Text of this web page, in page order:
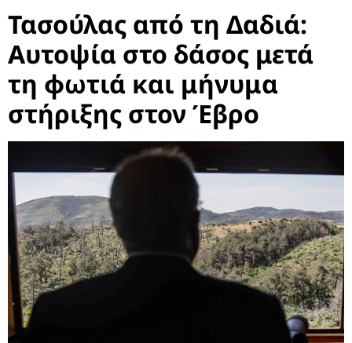
Τασούλας από τη Δαδιά:
Αυτοψία στο δάσος μετά
τη φωτιά και μήνυμα
στήριξης στον Έβρο